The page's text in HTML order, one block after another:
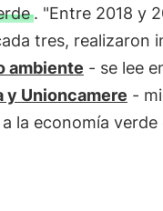
. "Entre 2018 y
tres, realizaron
ambiente - se lee
y Unioncamere -
la economía